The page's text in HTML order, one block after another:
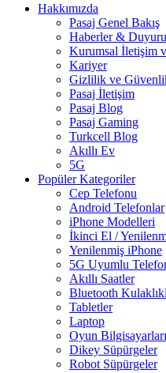
Hakkımızda
Pasaj Genel Bakış
Haberler &
Kurumsal İletişim
Kariyer
Gizlilik ve
Pasaj İletişim
Pasaj Blog
Pasaj Gaming
Turkcell Blog
Akıllı Ev
5G
Popüler Kategoriler
Cep Telefonu
Android Telefonlar
iPhone Modelleri
İkinci El /
Yenilenmiş iPhone
5G Uyumlu
Akıllı Saatler
Bluetooth
Tabletler
Laptop
Oyun Bilgisayarları
Dikey Süpürgeler
Robot Süpürgeler